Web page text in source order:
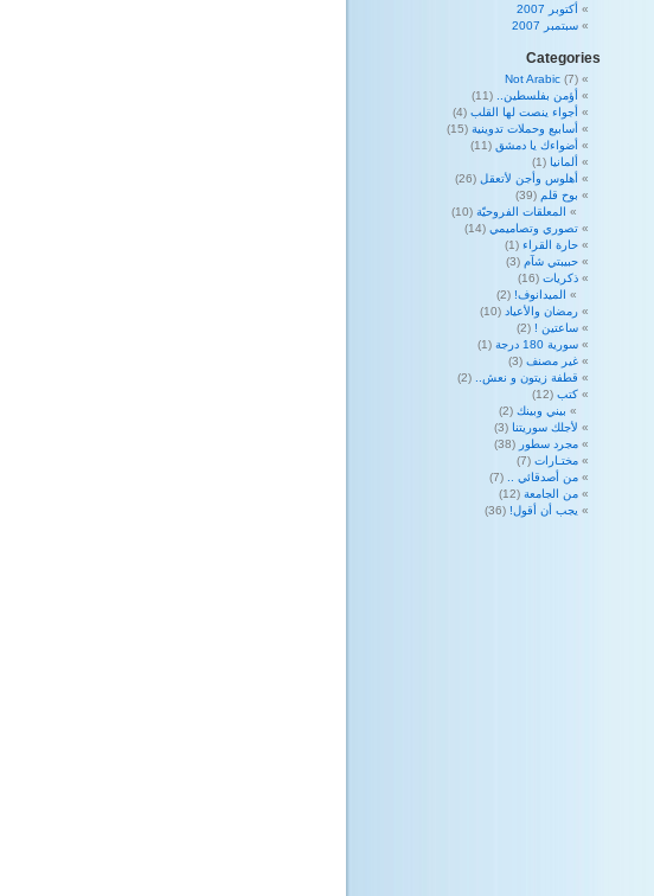
أكتوبر 2007
سبتمبر 2007
Categories
Not Arabic (7)
أؤمن بفلسطين..
(11)
أجواء ينصت لها القلب (4)
أسابيع وحملات تدوينية (15)
أضواءك يا دمشق (11)
ألمانيا (1)
أهلوس وأجن لأتعقل (26)
بوح قلم (39)
المعلقات الفروحيّة (10)
تصوري وتصاميمي (14)
حارة القراء (1)
حبيبتي شآم (3)
ذكريات (16)
الميدانوف! (2)
رمضان والأعياد (10)
ساعتين ! (2)
سورية 180 درجة
(1)
غير مصنف (3)
قطفة زيتون و نعش..
(2)
كتب (12)
بيني وبينك (2)
لأجلك سوريتنا (3)
مجرد سطور (38)
مختـارات (7)
من أصدقائي ..
(7)
من الجامعة (12)
يجب أن أقول! (36)